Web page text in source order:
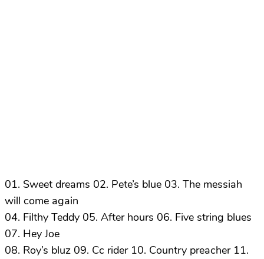
01. Sweet dreams 02. Pete’s blue 03. The messiah
will come again
04. Filthy Teddy 05. After hours 06. Five string blues
07. Hey Joe
08. Roy’s bluz 09. Cc rider 10. Country preacher 11.